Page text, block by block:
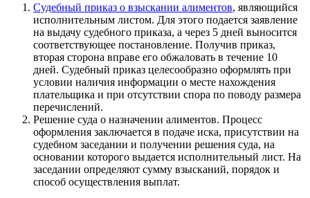
Судебный приказ о взыскании алиментов, являющийся
исполнительным листом. Для этого подается заявление
на выдачу судебного приказа, а через 5 дней выносится
соответствующее постановление. Получив приказ,
вторая сторона вправе его обжаловать в течение 10
дней. Судебный приказ целесообразно оформлять при
условии наличия информации о месте нахождения
плательщика и при отсутствии спора по поводу размера
перечислений.
Решение суда о назначении алиментов. Процесс
оформления заключается в подаче иска, присутствии на
судебном заседании и получении решения суда, на
основании которого выдается исполнительный лист. На
заседании определяют сумму взысканий, порядок и
способ осуществления выплат.